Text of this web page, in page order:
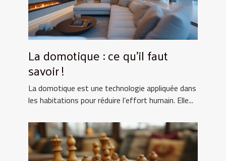
La domotique : ce qu’il faut
savoir !
La domotique est une technologie appliquée dans
les habitations pour réduire l’effort humain. Elle...